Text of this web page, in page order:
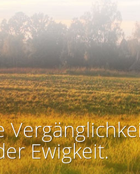
Ewigkeit.